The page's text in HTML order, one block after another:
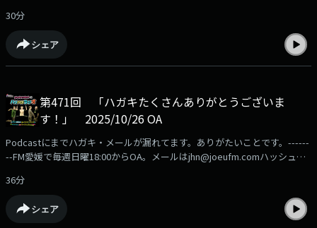
https://fmmarche.jp/?
utm_source=podcast&utm_medium=referral&utm_campaign=hariradi
30分
シェア
第471回 「ハガキたくさんありがとうございま
す！」 2025/10/26 OA
Podcastにまでハガキ・メールが漏れてます。ありがたいことです。------
--FM愛媛で毎週日曜18:00からOA。メールはjhn@joeufm.comハッシュタ
マルシェ」の商品はこちらからhttps://fmmarche.jp/?
utm_source=podcast&utm_medium=referral&utm_campaign=hariradi
36分
シェア